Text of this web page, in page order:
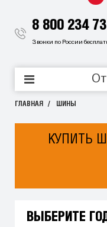
8 800 234
Звонки по России
ГЛАВНАЯ ШИНЫ
КУПИТЬ
ВЫБЕРИТЕ